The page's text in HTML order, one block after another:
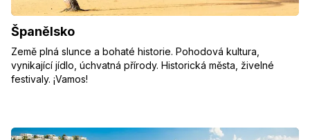
Španělsko
Země plná slunce a bohaté historie. Pohodová kultura,
vynikající jídlo, úchvatná přírody. Historická města, živelné
festivaly. ¡Vamos!